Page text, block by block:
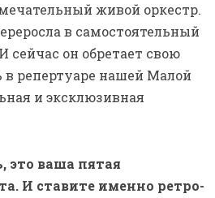
живой оркестр.
в самостоятельный
сейчас он обретает свою
репертуаре нашей Малой
и эксклюзивная
это ваша пятая
И ставите именно ретро-